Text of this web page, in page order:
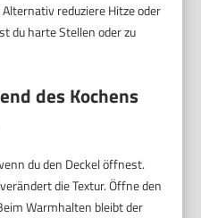
reduziere Hitze oder
du harte Stellen oder zu
des Kochens
du den Deckel öffnest.
die Textur. Öffne den
Warmhalten bleibt der